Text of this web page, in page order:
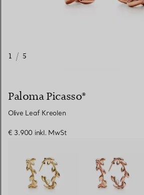
1 / 5
Paloma Picasso®
Olive Leaf Kreolen
€ 3.900 inkl. MwSt